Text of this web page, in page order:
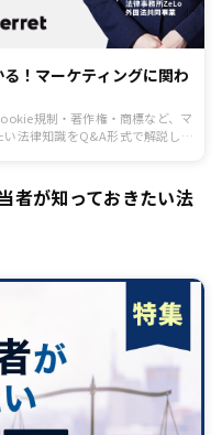
る！マーケティングに関わ
規制・著作権・商標など、マ
法律知識をQ&A形式で解説しま
者が知っておきたい法